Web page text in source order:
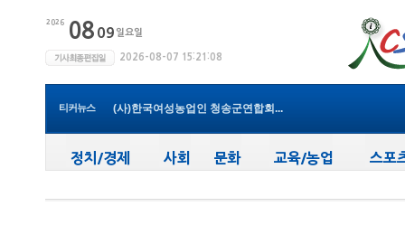
티커뉴스
청송군보건의료원, 비뇨의학과 진...
청송군, ‘지방세입 체납관리단’...
(사)한국여성농업인 청송군연합회...
청송군보건의료원, 2026년 지역사...
청송군, 대한배드민턴협회 2026년 ...